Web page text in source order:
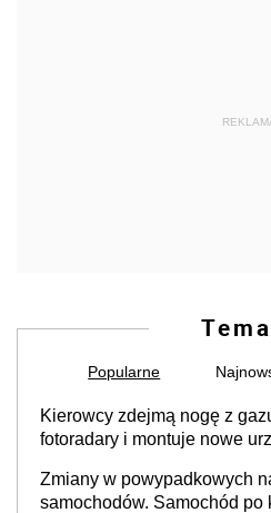
Popularne
Kierowcy zdejmą nogę z
fotoradary i montuje nowe
Zmiany w powypadkowych
samochodów. Samochód po